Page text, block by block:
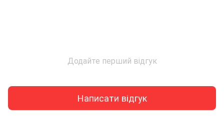
Додайте перший відгук
Написати відгук